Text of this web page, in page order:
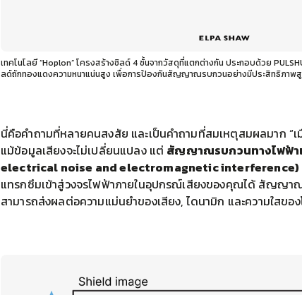
เทคโนโลยี “Hoplon” โครงสร้างชิลด์ 4 ชั้นจากวัสดุที่แตกต่างกัน ประกอบด้วย
ลด์ถักทองแดงความหนาแน่นสูง เพื่อการป้องกันสัญญาณรบกวนอย่างมีประสิทธิภาพ
นี่คือคำถามที่หลายคนสงสัย และเป็นคำถามที่สมเหตุสมผลมาก “
แม้ข้อมูลเสียงจะไม่เปลี่ยนแปลง แต่ สัญญาณรบกวนทางไฟฟ้า
electrical noise and electromagnetic interference)
แทรกซึมเข้าสู่วงจรไฟฟ้าภายในอุปกรณ์เสียงของคุณได้ สัญญา
สามารถส่งผลต่อความแม่นยำของเสียง, ไดนามิก และความใสขอ